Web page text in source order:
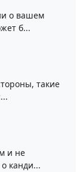
о вашем
б...
такие
и не
канди...